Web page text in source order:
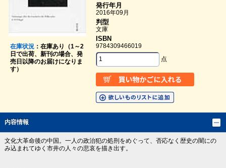
在庫状況：在庫あり（1～2
日で出荷、新刊の場合、発
売日以降のお届けになりま
す）
発行年月
2016年09月
判型
文庫
ISBN
9784309466019
点
内容情報
文化大革命後の中国。一人の政治犯の処刑をめぐって、否応なく歴史の闇にの
み込まれてゆく市井の人々の悲哀を描き出す。